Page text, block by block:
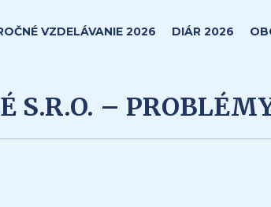
VZDELÁVANIE 2026 DIÁR 2026
S.R.O. –